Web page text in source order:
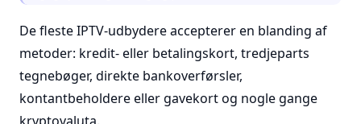
De fleste IPTV-udbydere accepterer en blanding af
metoder: kredit- eller betalingskort, tredjeparts
tegnebøger, direkte bankoverførsler,
kontantbeholdere eller gavekort og nogle gange